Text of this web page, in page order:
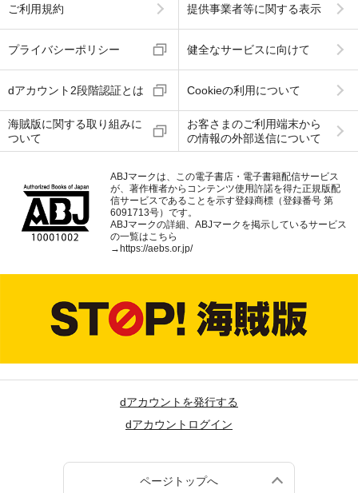
ご利用規約 提供事業者等に関する表示
プライバシーポリシー 健全なサービスに向けて
dアカウント2段階認証とは Cookieの利用について
海賊版に関する取り組みに
ついて
お客さまのご利用端末から
の情報の外部送信について
ABJマークは、この電子書店・電子書籍配信サービス
が、著作権者からコンテンツ使用許諾を得た正規版配
信サービスであることを示す登録商標（登録番号 第
6091713号）です。
ABJマークの詳細、ABJマークを掲示しているサービス
の一覧はこちら
→https://aebs.or.jp/
dアカウントを発行する
dアカウントログイン
ページトップへ